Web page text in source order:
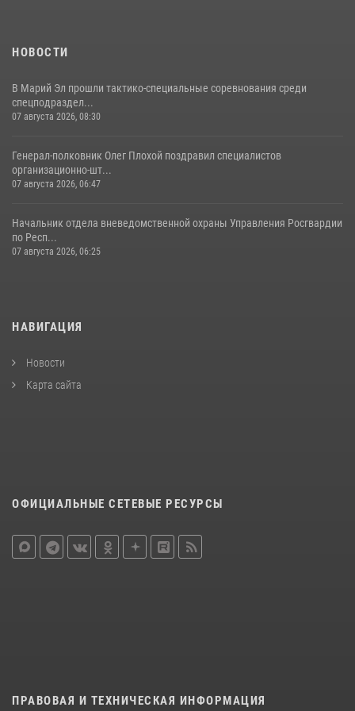
НОВОСТИ
В Марий Эл прошли тактико-специальные соревнования среди
спецподраздел...
07 августа 2026, 08:30
Генерал-полковник Олег Плохой поздравил специалистов
организационно-шт...
07 августа 2026, 06:47
Начальник отдела вневедомственной охраны Управления Росгвардии
по Респ...
07 августа 2026, 06:25
НАВИГАЦИЯ
Новости
Карта сайта
ОФИЦИАЛЬНЫЕ СЕТЕВЫЕ РЕСУРСЫ
ПРАВОВАЯ И ТЕХНИЧЕСКАЯ ИНФОРМАЦИЯ